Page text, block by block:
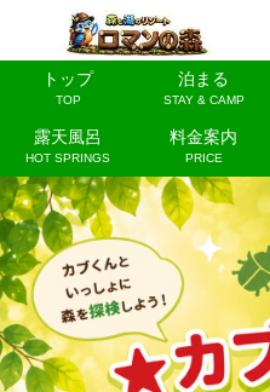
トップ
TOP
泊まる
STAY & CAMP
露天風呂
HOT SPRINGS
料金案内
PRICE